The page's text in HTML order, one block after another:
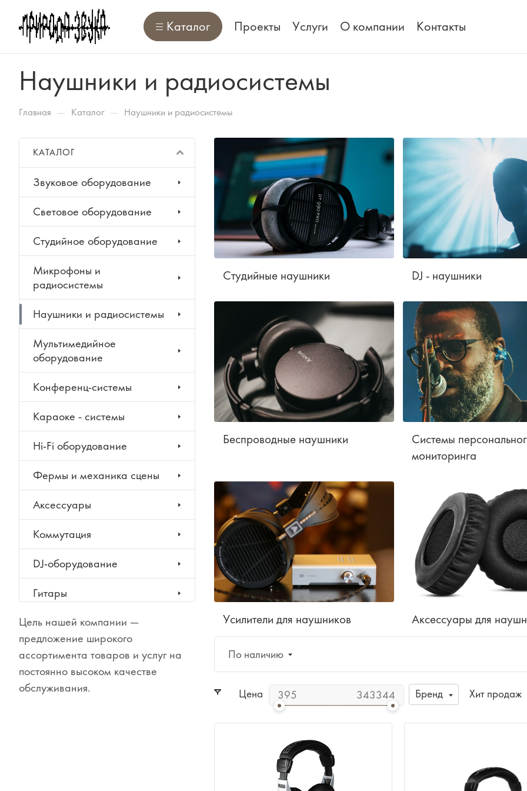
Каталог Проекты Услуги О компании Контакты
Наушники и радиосистемы
Главная — Каталог — Наушники и радиосистемы
Студийные наушники DJ - наушники
Беспроводные наушники
Системы
мониторинга
Усилители для наушников Аксессуары для
По наличию
Цена Бренд Хит продаж
КАТАЛОГ
Звуковое оборудование
Световое оборудование
Студийное оборудование
Микрофоны и
радиосистемы
Наушники и радиосистемы
Мультимедийное
оборудование
Конференц-системы
Караоке - системы
Hi-Fi оборудование
Фермы и механика сцены
Аксессуары
Коммутация
DJ-оборудование
Гитары
Клавишные инструменты
Ударные инструменты
Цель нашей компании —
предложение широкого
ассортимента товаров и услуг на
постоянно высоком качестве
обслуживания.